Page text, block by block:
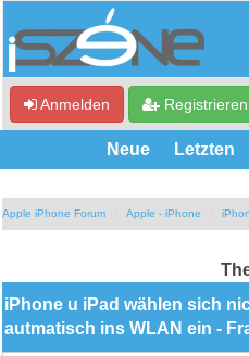
Anmelden Registrieren
Neue Letzten
Apple iPhone Forum Apple - iPhone
iPhone u iPad wählen sich
autmatisch ins WLAN ein -